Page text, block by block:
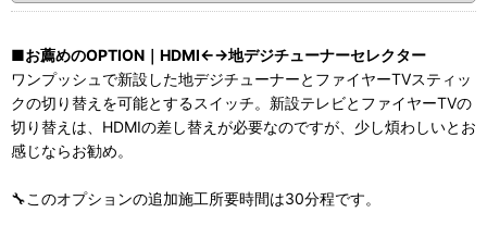
■お薦めのOPTION｜HDMI←→地デジチューナーセレクター
ワンプッシュで新設した地デジチューナーとファイヤーTVスティッ
クの切り替えを可能とするスイッチ。新設テレビとファイヤーTVの
切り替えは、HDMIの差し替えが必要なのですが、少し煩わしいとお
感じならお勧め。
🔧このオプションの追加施工所要時間は30分程です。